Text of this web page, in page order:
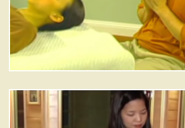
J'accepte de faire un dépôt de 50$.
J'accepte de faire un dépôt d'un autre
montant.